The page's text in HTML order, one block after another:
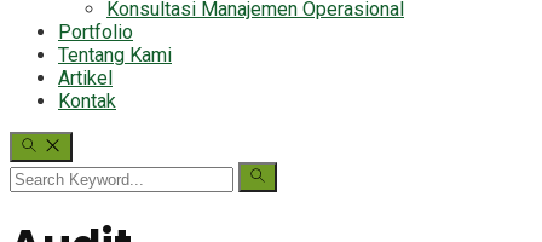
Konsultasi Manajemen Operasional
Portfolio
Tentang Kami
Artikel
Kontak